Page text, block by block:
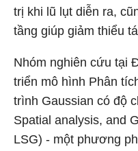
trị khi lũ lụt diễn ra,
tầng giúp giảm thiểu
Nhóm nghiên cứu tại
triển mô hình Phân
trình Gaussian có độ
Spatial analysis, and
LSG) - một phương